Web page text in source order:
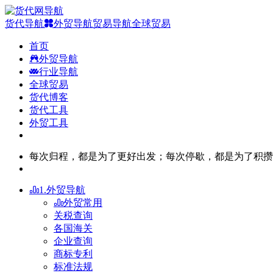
货代导航 外贸导航贸易导航全球贸易
首页
外贸导航
行业导航
全球贸易
货代博客
货代工具
外贸工具
每次归程，都是为了更好出发；每次停歇，都是为了积
1.外贸导航
外贸常用
关税查询
各国海关
企业查询
商标专利
标准法规